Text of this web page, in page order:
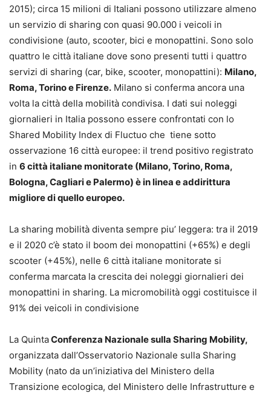
2015); circa 15 milioni di Italiani possono utilizzare almeno
un servizio di sharing con quasi 90.000 i veicoli in
condivisione (auto, scooter, bici e monopattini. Sono solo
quattro le città italiane dove sono presenti tutti i quattro
servizi di sharing (car, bike, scooter, monopattini): Milano,
Roma, Torino e Firenze. Milano si conferma ancora una
volta la città della mobilità condivisa. I dati sui noleggi
giornalieri in Italia possono essere confrontati con lo
Shared Mobility Index di Fluctuo che tiene sotto
osservazione 16 città europee: il trend positivo registrato
in 6 città italiane monitorate (Milano, Torino, Roma,
Bologna, Cagliari e Palermo) è in linea e addirittura
migliore di quello europeo.
La sharing mobilità diventa sempre piu’ leggera: tra il 2019
e il 2020 c’è stato il boom dei monopattini (+65%) e degli
scooter (+45%), nelle 6 città italiane monitorate si
conferma marcata la crescita dei noleggi giornalieri dei
monopattini in sharing. La micromobilità oggi costituisce il
91% dei veicoli in condivisione
La QuintaConferenza Nazionale sulla Sharing Mobility,
organizzata dall’Osservatorio Nazionale sulla Sharing
Mobility (nato da un’iniziativa del Ministero della
Transizione ecologica, del Ministero delle Infrastrutture e